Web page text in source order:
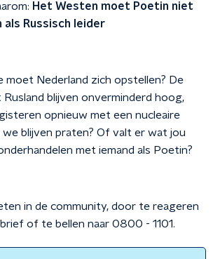
Het Westen moet Poetin niet
als Russisch leider
moet Nederland zich opstellen? De
Rusland blijven onverminderd hoog,
opnieuw met een nucleaire
blijven praten? Of valt er wat jou
met iemand als Poetin?
in de community, door te reageren
of te bellen naar 0800 - 1101.